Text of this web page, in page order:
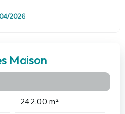
2026
Maison
242.00 m²